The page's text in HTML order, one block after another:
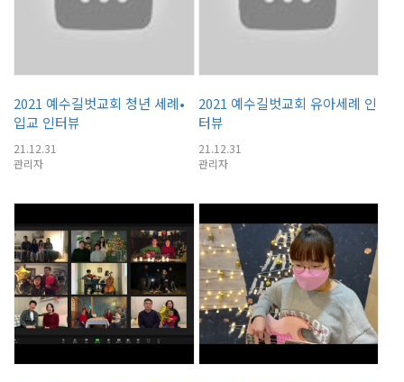
2021 예수길벗교회 청년 세례•
입교 인터뷰
21.12.31
관리자
2021 예수길벗교회 유아세례 인
터뷰
21.12.31
관리자